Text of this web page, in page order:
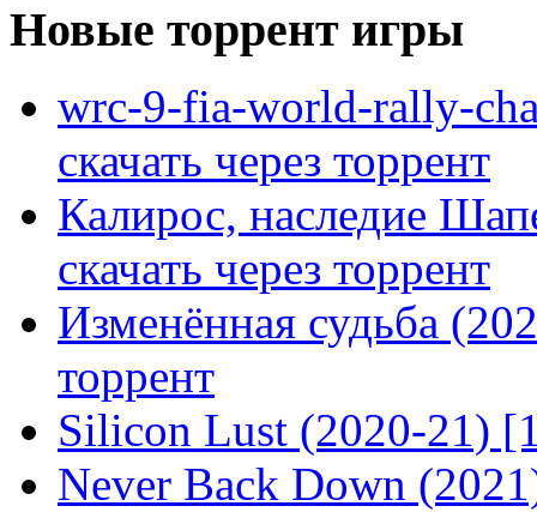
Новые торрент игры
wrc-9-fia-world-rally-
скачать через торрент
Калирос, наследие
скачать через торрент
Изменённая судьба
торрент
Silicon Lust (2020-21)
Never Back Down